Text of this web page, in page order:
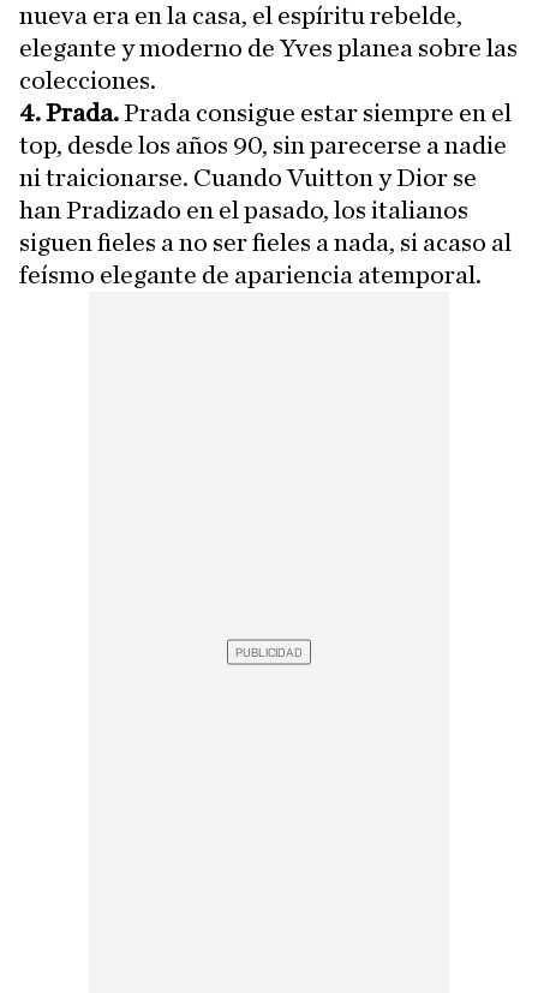
nueva era en la casa, el espíritu rebelde,
elegante y moderno de Yves planea sobre las
colecciones.
4. Prada.Prada consigue estar siempre en el
top, desde los años 90, sin parecerse a nadie
ni traicionarse. Cuando Vuitton y Dior se
han Pradizado en el pasado, los italianos
siguen fieles a no ser fieles a nada, si acaso al
feísmo elegante de apariencia atemporal.